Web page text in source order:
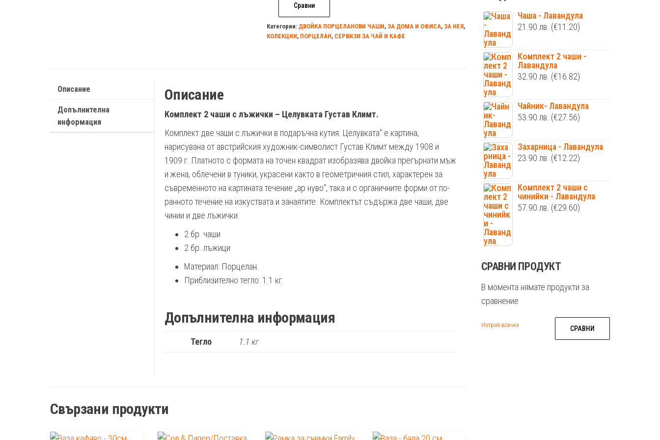
Сравни
Категории: ДВОЙКА ПОРЦЕЛАНОВИ ЧАШИ, ЗА ДОМА И ОФИСА, ЗА НЕЯ,
КОЛЕКЦИИ, ПОРЦЕЛАН, СЕРВИЗИ ЗА ЧАЙ И КАФЕ
Описание
Допълнителна
информация
Описание
Комплект 2 чаши с лъжички – Целувката Густав Климт.
Комплект две чаши с лъжички в подаръчна кутия. Целувката“ е картина,
нарисувана от австрийския художник-символист Густав Климт между 1908 и
1909 г. Платното с формата на точен квадрат изобразява двойка прегърнати мъж
и жена, облечени в туники, украсени както в геометричния стил, характерен за
съвременното на картината течение „ар нуво“, така и с органичните форми от по-
ранното течение на изкуствата и занаятите. Комплектът съдържа две чаши, две
чинии и две лъжички.
2 бр. чаши
2 бр. лъжици
Материал: Порцелан.
Приблизително тегло: 1.1 кг.
Допълнителна информация
Тегло 1.1 кг
Свързани продукти
Чаша - Лавандула
21.90 лв. (€11.20)
Комплект 2 чаши -
Лавандула
32.90 лв. (€16.82)
Чайник- Лавандула
53.90 лв. (€27.56)
Захарница - Лавандула
23.90 лв. (€12.22)
Комплект 2 чаши с
чинийки - Лавандула
57.90 лв. (€29.60)
СРАВНИ ПРОДУКТ
В момента нямате продукти за
сравнение
Изтрий всички СРАВНИ